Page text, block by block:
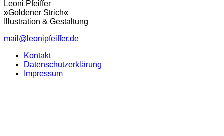
Leoni Pfeiffer
»Goldener Strich«
Illustration & Gestaltung
mail@leonipfeiffer.de
Kontakt
Datenschutzerklärung
Impressum